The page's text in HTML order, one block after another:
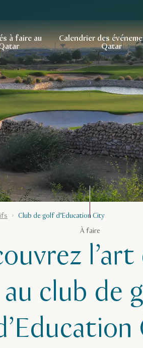
à faire au Calendrier des
Qatar
Club de golf d’Education City
À faire
au club de